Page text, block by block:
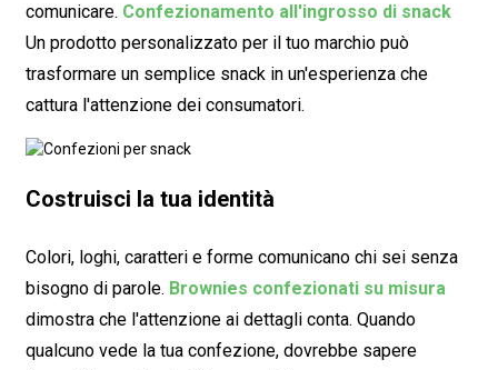
comunicare. Confezionamento all'ingrosso di snack
Un prodotto personalizzato per il tuo marchio può
trasformare un semplice snack in un'esperienza che
cattura l'attenzione dei consumatori.
Costruisci la tua identità
Colori, loghi, caratteri e forme comunicano chi sei senza
bisogno di parole. Brownies confezionati su misura
dimostra che l'attenzione ai dettagli conta. Quando
qualcuno vede la tua confezione, dovrebbe sapere